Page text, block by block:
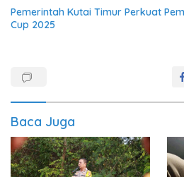
Pemerintah Kutai Timur Perkuat
Cup 2025
Baca Juga